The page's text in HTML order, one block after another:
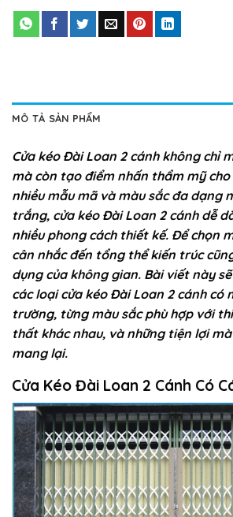
MÔ TẢ SẢN PHẨM
Cửa kéo Đài Loan 2 cánh không chỉ
mà còn tạo điểm nhấn thẩm mỹ
nhiều mẫu mã và màu sắc đa dạng
trắng, cửa kéo Đài Loan 2 cánh dễ
nhiều phong cách thiết kế. Để chọn
cân nhắc đến tổng thể kiến trúc
dụng của không gian. Bài viết này
các loại cửa kéo Đài Loan 2 cánh có
trường, từng màu sắc phù hợp với
thất khác nhau, và những tiện lợi
mang lại.
Cửa Kéo Đài Loan 2 Cánh Có